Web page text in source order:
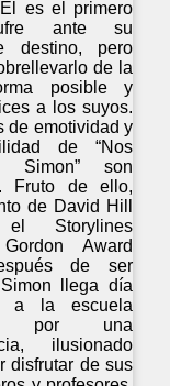
es el primero
ante su
destino, pero
de la
posible y
a los suyos.
de emotividad y
de “Nos
Simon” son
Fruto de ello,
de David Hill
el Storylines
Award
de ser
llega día
a la escuela
por una
ilusionado
disfrutar de sus